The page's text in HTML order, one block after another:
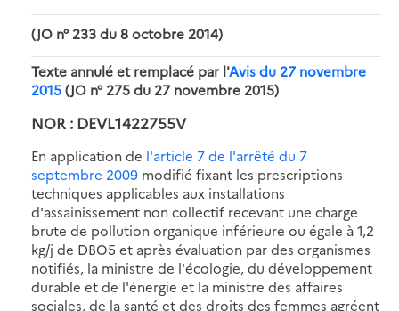
(JO n° 233 du 8 octobre 2014)
Texte annulé et remplacé par l'Avis du 27 novembre
2015(JO n° 275 du 27 novembre 2015)
NOR : DEVL1422755V
En application de l'article 7 de l'arrêté du 7
septembre 2009 modifié fixant les prescriptions
techniques applicables aux installations
d'assainissement non collectif recevant une charge
brute de pollution organique inférieure ou égale à 1,2
kg/j de DBO5 et après évaluation par des organismes
notifiés, la ministre de l'écologie, du développement
durable et de l'énergie et la ministre des affaires
sociales, de la santé et des droits des femmes agréent